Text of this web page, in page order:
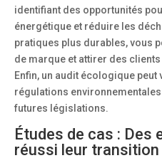
identifiant des opportunités
énergétique et réduire les
pratiques plus durables, vous
de marque et attirer des
Enfin, un audit écologique
régulations
futures législations.
Études de cas : Des
réussi leur